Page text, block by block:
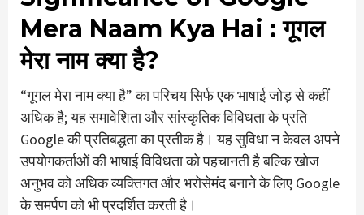
Mera Naam Kya Hai : गूगल
मेरा नाम क्या है?
“गूगल मेरा नाम क्या है” का परिचय सिर्फ एक भाषाई जोड़ से कहीं
अधिक है; यह समावेशिता और सांस्कृतिक विविधता के प्रति
Google की प्रतिबद्धता का प्रतीक है। यह सुविधा न केवल अपने
उपयोगकर्ताओं की भाषाई विविधता को पहचानती है बल्कि खोज
अनुभव को अधिक व्यक्तिगत और भरोसेमंद बनाने के लिए Google
के समर्पण को भी प्रदर्शित करती है।